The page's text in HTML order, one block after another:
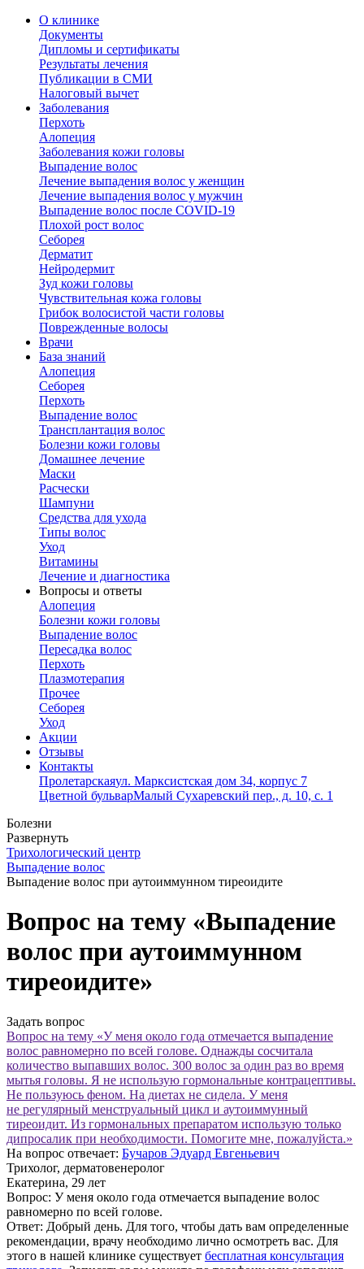
О клинике
Документы
Дипломы и сертификаты
Результаты лечения
Публикации в СМИ
Налоговый вычет
Заболевания
Перхоть
Алопеция
Заболевания кожи головы
Выпадение волос
Лечение выпадения волос у женщин
Лечение выпадения волос у мужчин
Выпадение волос после COVID-19
Плохой рост волос
Cеборея
Дерматит
Нейродермит
Зуд кожи головы
Чувствительная кожа головы
Грибок волосистой части головы
Поврежденные волосы
Врачи
База знаний
Алопеция
Себорея
Перхоть
Выпадение волос
Трансплантация волос
Болезни кожи головы
Домашнее лечение
Маски
Расчески
Шампуни
Средства для ухода
Типы волос
Уход
Витамины
Лечение и диагностика
Вопросы и ответы
Алопеция
Болезни кожи головы
Выпадение волос
Пересадка волос
Перхоть
Плазмотерапия
Прочее
Себорея
Уход
Акции
Отзывы
Контакты
Пролетарскаяул. Марксистская дом 34, корпус 7
Цветной бульварМалый Сухаревский пер., д. 10, с. 1
Болезни
Развернуть
Трихологический центр
Выпадение волос
Выпадение волос при аутоиммунном тиреоидите
Вопрос на тему «Выпадение
волос при аутоиммунном
тиреоидите»
Задать вопрос
Вопрос на тему «У меня около года отмечается выпадение
волос равномерно по всей голове. Однажды сосчитала
количество выпавших волос. 300 волос за один раз во время
мытья головы. Я не использую гормональные контрацептивы.
Не пользуюсь феном. На диетах не сидела. У меня
не регулярный менструальный цикл и аутоиммунный
тиреоидит. Из гормональных препаратом использую только
дипросалик при необходимости. Помогите мне, пожалуйста.»
На вопрос отвечает: Бучаров Эдуард Евгеньевич
Трихолог, дерматовенеролог
Екатерина, 29 лет
Вопрос: У меня около года отмечается выпадение волос
равномерно по всей голове.
Ответ: Добрый день. Для того, чтобы дать вам определенные
рекомендации, врачу необходимо лично осмотреть вас. Для
этого в нашей клинике существует бесплатная консультация